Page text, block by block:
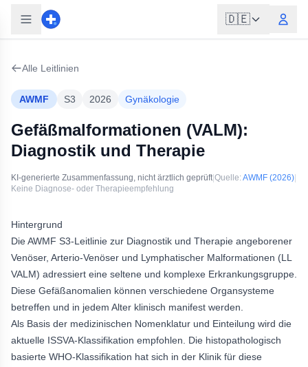
🇩🇪
Alle Leitlinien
AWMF S3 2026 Gynäkologie
Gefäßmalformationen (VALM):
Diagnostik und Therapie
KI-generierte Zusammenfassung, nicht ärztlich geprüft|Quelle: AWMF (2026)
Keine Diagnose- oder Therapieempfehlung
Hintergrund
Die AWMF S3-Leitlinie zur Diagnostik und Therapie angeborener
Venöser, Arterio-Venöser und Lymphatischer Malformationen (LL
VALM) adressiert eine seltene und komplexe Erkrankungsgruppe.
Diese Gefäßanomalien können verschiedene Organsysteme
betreffen und in jedem Alter klinisch manifest werden.
Als Basis der medizinischen Nomenklatur und Einteilung wird die
aktuelle ISSVA-Klassifikation empfohlen. Die histopathologisch
basierte WHO-Klassifikation hat sich in der Klinik für diese